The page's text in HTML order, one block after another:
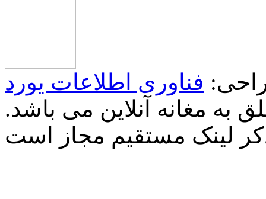
فناوری اطلاعات یورد
به مغانه آنلاین می باشد.